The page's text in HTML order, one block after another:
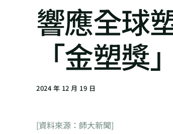
響應全球
「金塑獎
2024 年 12 月 19 日
[資料來源：師大新聞]